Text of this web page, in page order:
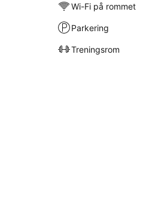
Wi-Fi på rommet
Parkering
Treningsrom